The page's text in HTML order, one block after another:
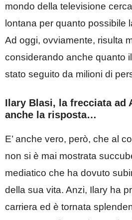
mondo della televisione
lontana per quanto possibile
Ad oggi, ovviamente, risulta
considerando anche quanto
stato seguito da milioni di
Ilary Blasi, la frecciata ad
anche la risposta…
E’ anche vero, però, che al
non si è mai mostrata
mediatico che ha dovuto
della sua vita. Anzi, Ilary ha
carriera ed è tornata